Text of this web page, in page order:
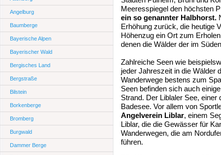
Angelburg
Baumberge
Bayerische Alpen
Bayerischer Wald
Bergisches Land
Bergstraße
Bilstein
Borkenberge
Bromberg
Burgwald
Dammer Berge
Meeresspiegel den höchsten
ein so genannter Halbhorst.
Erhöhung zurück, die heutige
Höhenzug ein Ort zum
denen die Wälder der im
Zahlreiche Seen wie
jeder Jahreszeit in die Wälder
Wanderwege bestens zum
Seen befinden sich auch
Strand. Der Liblaler See,
Badesee. Vor allem von
Angelverein Liblar, einem
Liblar, die die Gewässer für
Wanderwegen, die am
führen.